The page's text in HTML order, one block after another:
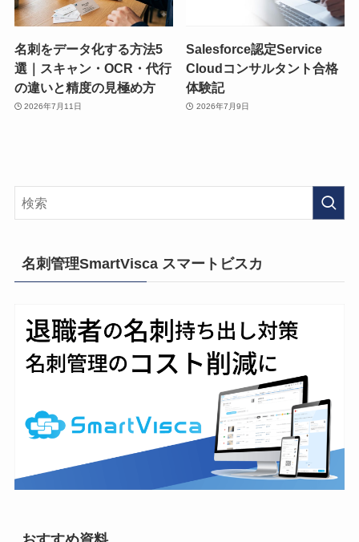
名刺をデータ化する方法5
選｜スキャン・OCR・代行
の違いと精度の見極め方
2026年7月11日
Salesforce認定Service
Cloudコンサルタント合格
体験記
2026年7月9日
名刺管理SmartVisca スマートビスカ